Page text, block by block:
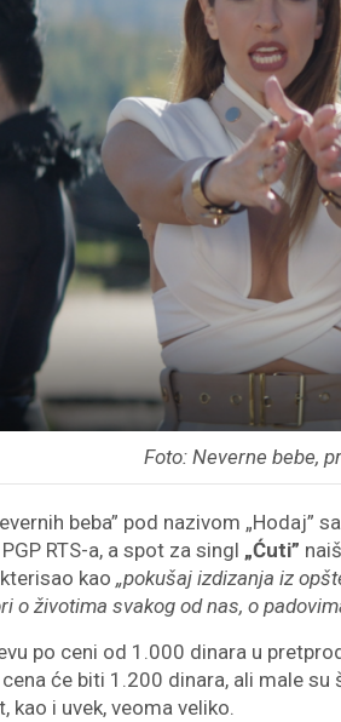
Foto: Neverne bebe,
beba” pod nazivom „Hodaj”
RTS-a, a spot za singl „Ćuti”
kao „pokušaj izdizanja iz
o životima svakog od nas, o
po ceni od 1.000 dinara u
će biti 1.200 dinara, ali male
kao i uvek, veoma veliko.